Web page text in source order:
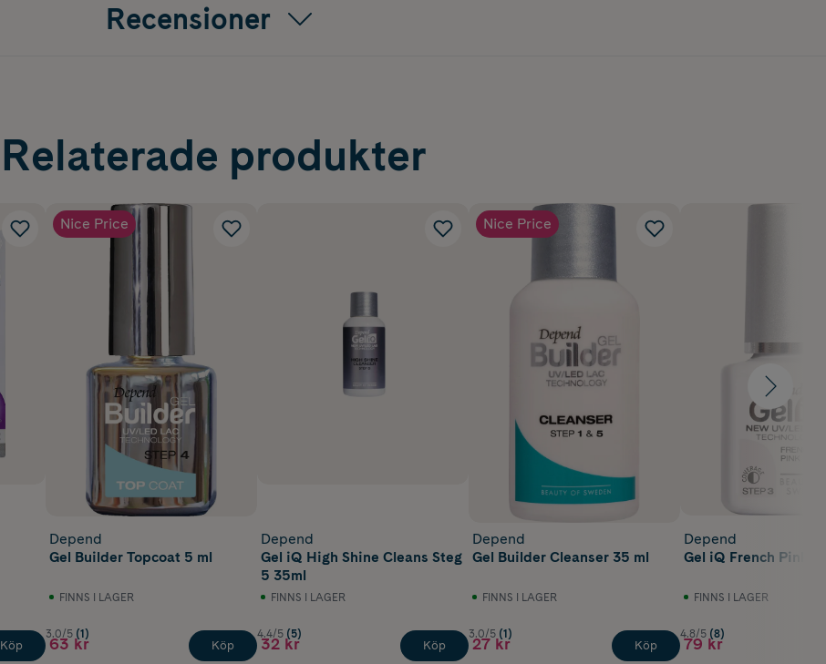
Recensioner
Relaterade produkter
Köp
Nice Price
Depend
Gel Builder Topcoat 5 ml
FINNS I LAGER
3.0/5 (1)
63 kr Köp
Depend
Gel iQ High Shine Cleans Steg
5 35ml
FINNS I LAGER
4.4/5 (5)
32 kr Köp
Nice Price
Depend
Gel Builder Cleanser 35 ml
FINNS I LAGER
3.0/5 (1)
27 kr Köp
Depend
FINNS I LAGER
4.8/5 (8)
79 kr